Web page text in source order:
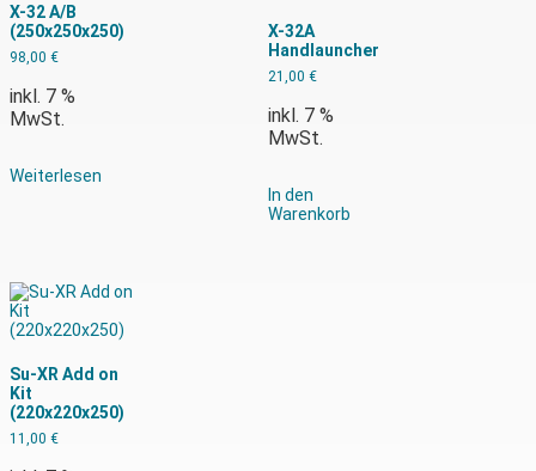
X-32 A/B
(250x250x250)
98,00 €
inkl. 7 %
MwSt.
Weiterlesen
X-32A
Handlauncher
21,00 €
inkl. 7 %
MwSt.
In den
Warenkorb
Su-XR Add on
Kit
(220x220x250)
11,00 €